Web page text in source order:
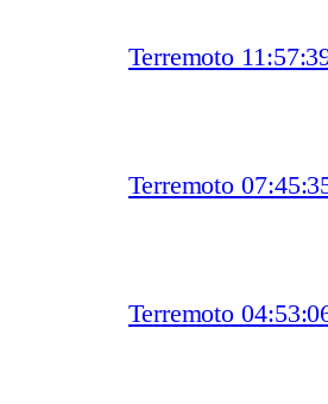
Terremoto
Terremoto
Terremoto